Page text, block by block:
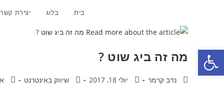
פתח סרגל נגישות
בית בלוג יצירת קשר
מה זה ביג שוט ?
מחבר:נדב קרמר פורסם:
יולי 18, 2017 קטגוריה:
שיווק באינטרנט